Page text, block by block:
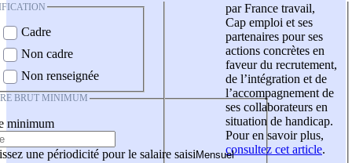
Cadre
Non cadre
Non renseignée
BRUT MINIMUM
minimum
une périodicité pour le salaire saisi
par France travail,
Cap emploi et ses
partenaires pour ses
actions concrètes en
faveur du recrutement,
de l’intégration et de
l’accompagnement de
ses collaborateurs en
situation de handicap.
Pour en savoir plus,
consultez cet article.